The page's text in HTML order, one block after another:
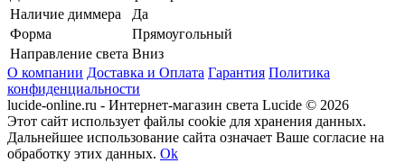
Наличие диммера
Да
Форма
Прямоугольный
Направление света Вниз
О компании Доставка и Оплата Гарантия Политика
конфиденциальности
lucide-online.ru - Интернет-магазин света Lucide © 2026
Этот сайт использует файлы cookie для хранения данных.
Дальнейшее использование сайта означает Ваше согласие на
обработку этих данных. Ok